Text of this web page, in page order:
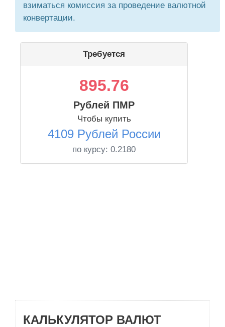
взиматься комиссия за проведение валютной
конвертации.
Требуется
895.76
Рублей ПМР
Чтобы купить
4109 Рублей России
по курсу: 0.2180
КАЛЬКУЛЯТОР ВАЛЮТ